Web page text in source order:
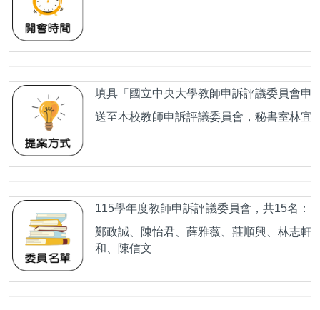
填具「國立中央大學教師申訴評議委員會申
送至本校教師申訴評議委員會，秘書室林宜
115學年度教師申訴評議委員會，共15名：
鄭政誠、陳怡君、薛雅薇、莊順興、林志軒
和、陳信文